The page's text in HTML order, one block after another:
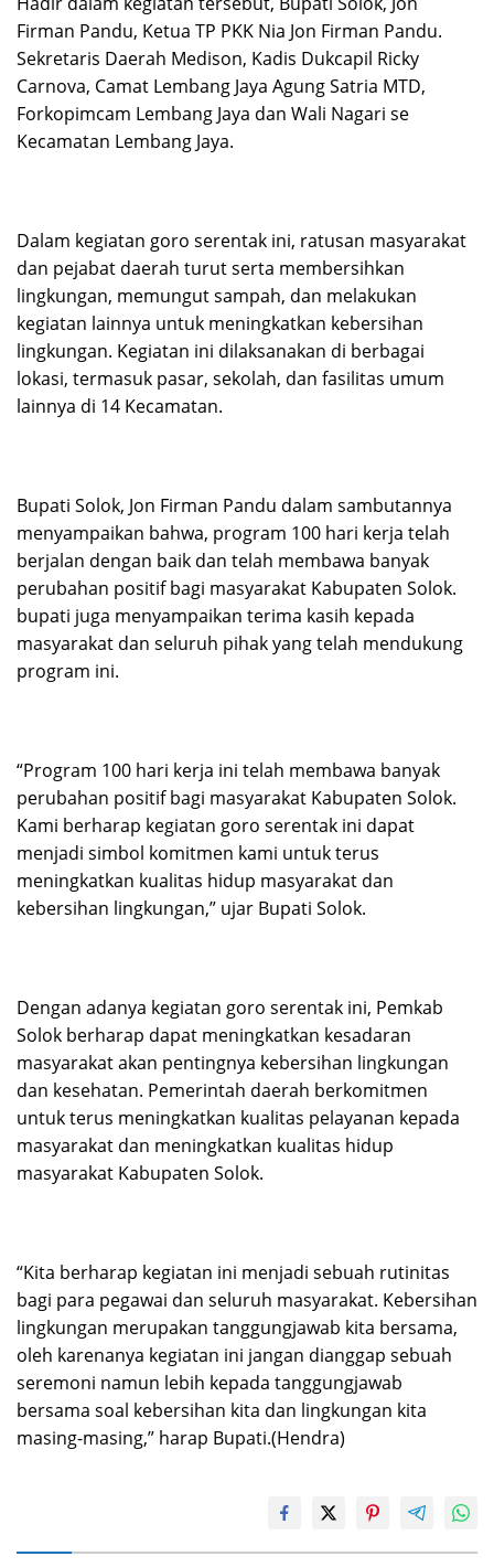
Firman Pandu, Ketua TP PKK Nia Jon Firman Pandu.
Sekretaris Daerah Medison, Kadis Dukcapil Ricky
Carnova, Camat Lembang Jaya Agung Satria MTD,
Forkopimcam Lembang Jaya dan Wali Nagari se
Kecamatan Lembang Jaya.
Dalam kegiatan goro serentak ini, ratusan masyarakat
dan pejabat daerah turut serta membersihkan
lingkungan, memungut sampah, dan melakukan
kegiatan lainnya untuk meningkatkan kebersihan
lingkungan. Kegiatan ini dilaksanakan di berbagai
lokasi, termasuk pasar, sekolah, dan fasilitas umum
lainnya di 14 Kecamatan.
Bupati Solok, Jon Firman Pandu dalam sambutannya
menyampaikan bahwa, program 100 hari kerja telah
berjalan dengan baik dan telah membawa banyak
perubahan positif bagi masyarakat Kabupaten Solok.
bupati juga menyampaikan terima kasih kepada
masyarakat dan seluruh pihak yang telah mendukung
program ini.
“Program 100 hari kerja ini telah membawa banyak
perubahan positif bagi masyarakat Kabupaten Solok.
Kami berharap kegiatan goro serentak ini dapat
menjadi simbol komitmen kami untuk terus
meningkatkan kualitas hidup masyarakat dan
kebersihan lingkungan,” ujar Bupati Solok.
Dengan adanya kegiatan goro serentak ini, Pemkab
Solok berharap dapat meningkatkan kesadaran
masyarakat akan pentingnya kebersihan lingkungan
dan kesehatan. Pemerintah daerah berkomitmen
untuk terus meningkatkan kualitas pelayanan kepada
masyarakat dan meningkatkan kualitas hidup
masyarakat Kabupaten Solok.
“Kita berharap kegiatan ini menjadi sebuah rutinitas
bagi para pegawai dan seluruh masyarakat. Kebersihan
lingkungan merupakan tanggungjawab kita bersama,
oleh karenanya kegiatan ini jangan dianggap sebuah
seremoni namun lebih kepada tanggungjawab
bersama soal kebersihan kita dan lingkungan kita
masing-masing,” harap Bupati.(Hendra)